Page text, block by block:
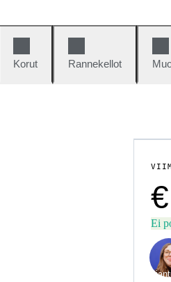
Korut Rannekellot
Ei